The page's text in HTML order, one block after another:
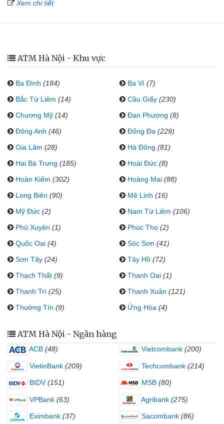
Xem chi tiết
ATM Hà Nội - Khu vực
Ba Đình (184) Ba Vì (7)
Bắc Từ Liêm (14) Cầu Giấy (230)
Chương Mỹ (14) Đan Phượng (8)
Đông Anh (46) Đống Đa (229)
Gia Lâm (28) Hà Đông (81)
Hai Bà Trưng (185) Hoài Đức (8)
Hoàn Kiếm (302) Hoàng Mai (88)
Long Biên (90) Mê Linh (16)
Mỹ Đức (2) Nam Từ Liêm (106)
Phú Xuyên (1) Phúc Thọ (2)
Quốc Oai (4) Sóc Sơn (41)
Sơn Tây (24) Tây Hồ (72)
Thạch Thất (9) Thanh Oai (1)
Thanh Trì (25) Thanh Xuân (121)
Thường Tín (9) Ứng Hòa (4)
ATM Hà Nội - Ngân hàng
ACB (48) Vietcombank (200)
VietinBank (209) Techcombank (214)
BIDV (151) MSB (80)
VPBank (63) Agribank (275)
Eximbank (37) Sacombank (86)